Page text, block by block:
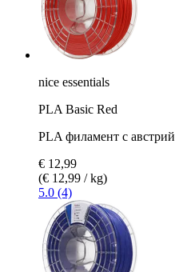
nice essentials
PLA Basic Red
PLA филамент с
€ 12,99
(€ 12,99 / kg)
5.0 (4)